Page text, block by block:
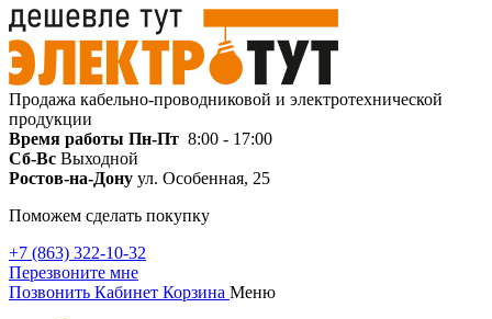
Продажа кабельно-проводниковой и электротехнической
продукции
Время работы Пн-Пт 8:00 - 17:00
Сб-Вс Выходной
Ростов-на-Дону ул. Особенная, 25
Поможем сделать покупку
+7 (863) 322-10-32
Перезвоните мне
Позвонить Кабинет Корзина Меню